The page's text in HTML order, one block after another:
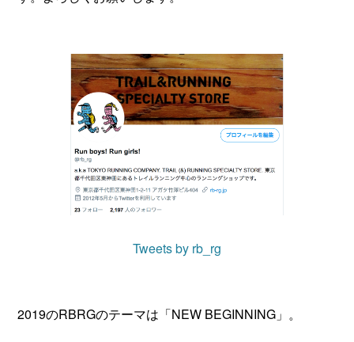
Tweets by rb_rg
2019のRBRGのテーマは「NEW BEGINNING」。